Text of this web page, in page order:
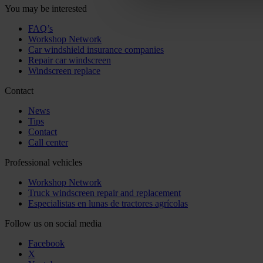
You may be interested
FAQ’s
Workshop Network
Car windshield insurance companies
Repair car windscreen
Windscreen replace
Contact
News
Tips
Contact
Call center
Professional vehicles
Workshop Network
Truck windscreen repair and replacement
Especialistas en lunas de tractores agrícolas
Follow us on social media
Facebook
X